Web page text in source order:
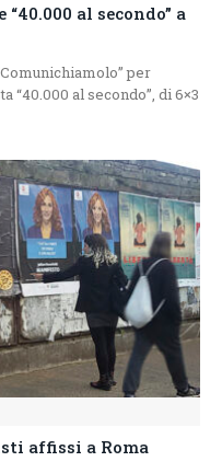
al secondo” a
per
“40.000 al secondo”, di 6×3
affissi a Roma